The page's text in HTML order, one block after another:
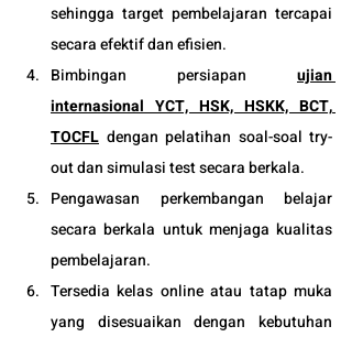
sehingga target pembelajaran tercapai
secara efektif dan efisien.
Bimbingan persiapan ujian
internasional YCT, HSK, HSKK, BCT,
TOCFL dengan pelatihan soal-soal try-
out dan simulasi test secara berkala.
Pengawasan perkembangan belajar
secara berkala untuk menjaga kualitas
pembelajaran.
Tersedia kelas online atau tatap muka
yang disesuaikan dengan kebutuhan